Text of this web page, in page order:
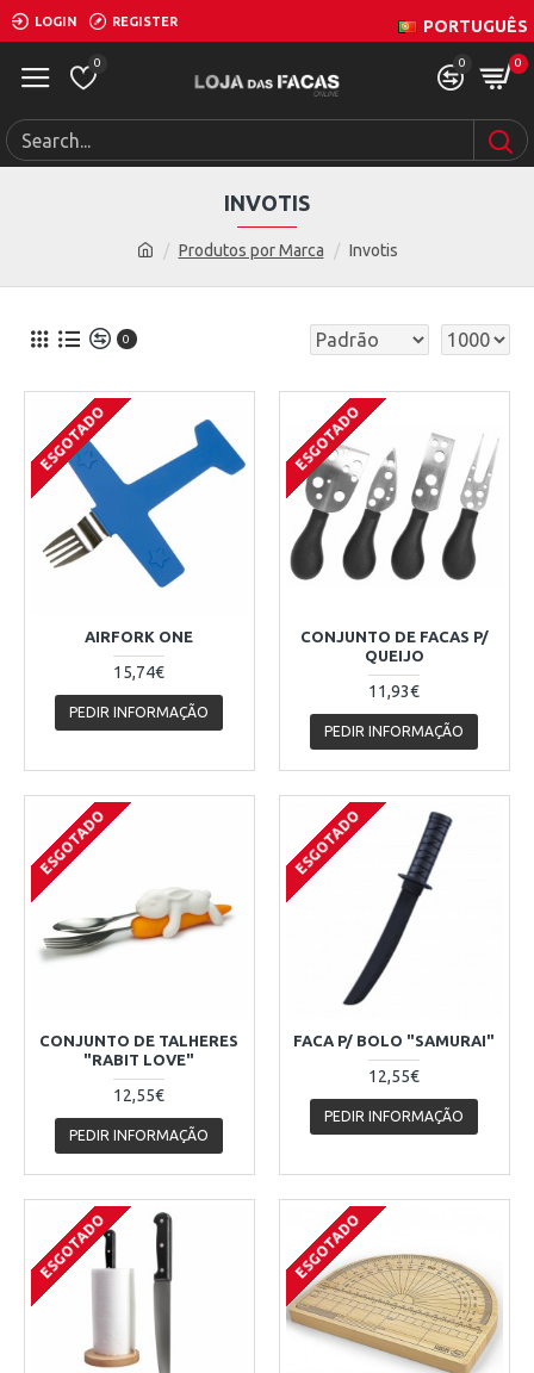
LOGIN REGISTER PORTUGUÊS
0 0 0
Produtos por Marca Invotis
INVOTIS
0
ESGOTADO
AIRFORK ONE
15,74€
PEDIR INFORMAÇÃO
ESGOTADO
CONJUNTO DE FACAS P/
QUEIJO
11,93€
PEDIR INFORMAÇÃO
ESGOTADO
CONJUNTO DE TALHERES
"RABIT LOVE"
12,55€
PEDIR INFORMAÇÃO
ESGOTADO
FACA P/ BOLO "SAMURAI"
12,55€
PEDIR INFORMAÇÃO
ESGOTADO ESGOTADO